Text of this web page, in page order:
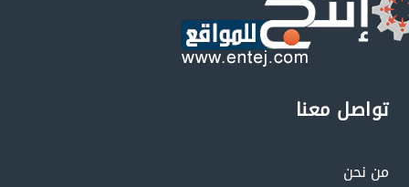
تواصل معنا
من نحن